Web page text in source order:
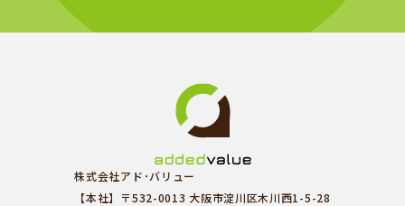
株式会社アド･バリュー
【本社】〒532-0013 大阪市淀川区木川西1-5-28